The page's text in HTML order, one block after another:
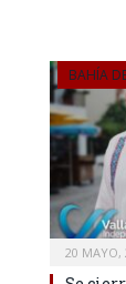
BAHÍA
20 MAYO,